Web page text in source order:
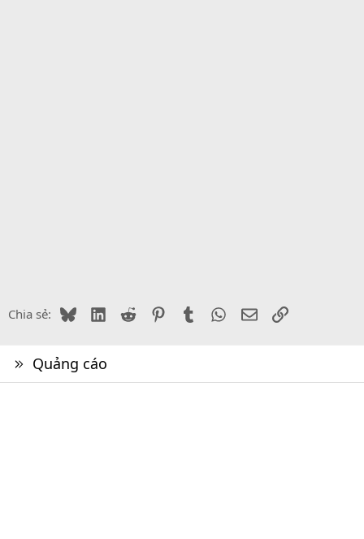
Chia sẻ: BlueskyLinkedIn
Reddit PinterestTumblr WhatsApp
EmailLink
Quảng cáo